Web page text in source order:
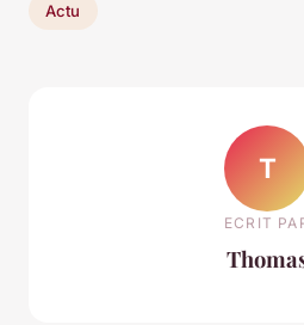
Actu
T
ECRIT